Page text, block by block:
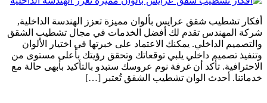
أفكار تشطيب شقق عرايس بألوان مميزة تعزز الهندسة الداخلية,
شركة المهندس تقدم لك أفضل الخدمات في مجال تشطيب الشقق
والتصميم الداخلي. يمكنك الاعتماد على خبرتها في اختيار الألوان
وتنفيذ تصميم داخلي يلبي توقعاتك وتحقق رؤيتك بأعلى مستوى من
الاحترافية. تأكد أن غرفة نوم عروسك ستبدو بالتأكيد بأبهى حالة مع
خدماتنا. أحدث الوان تشطيب الشقق تُعتبر […]